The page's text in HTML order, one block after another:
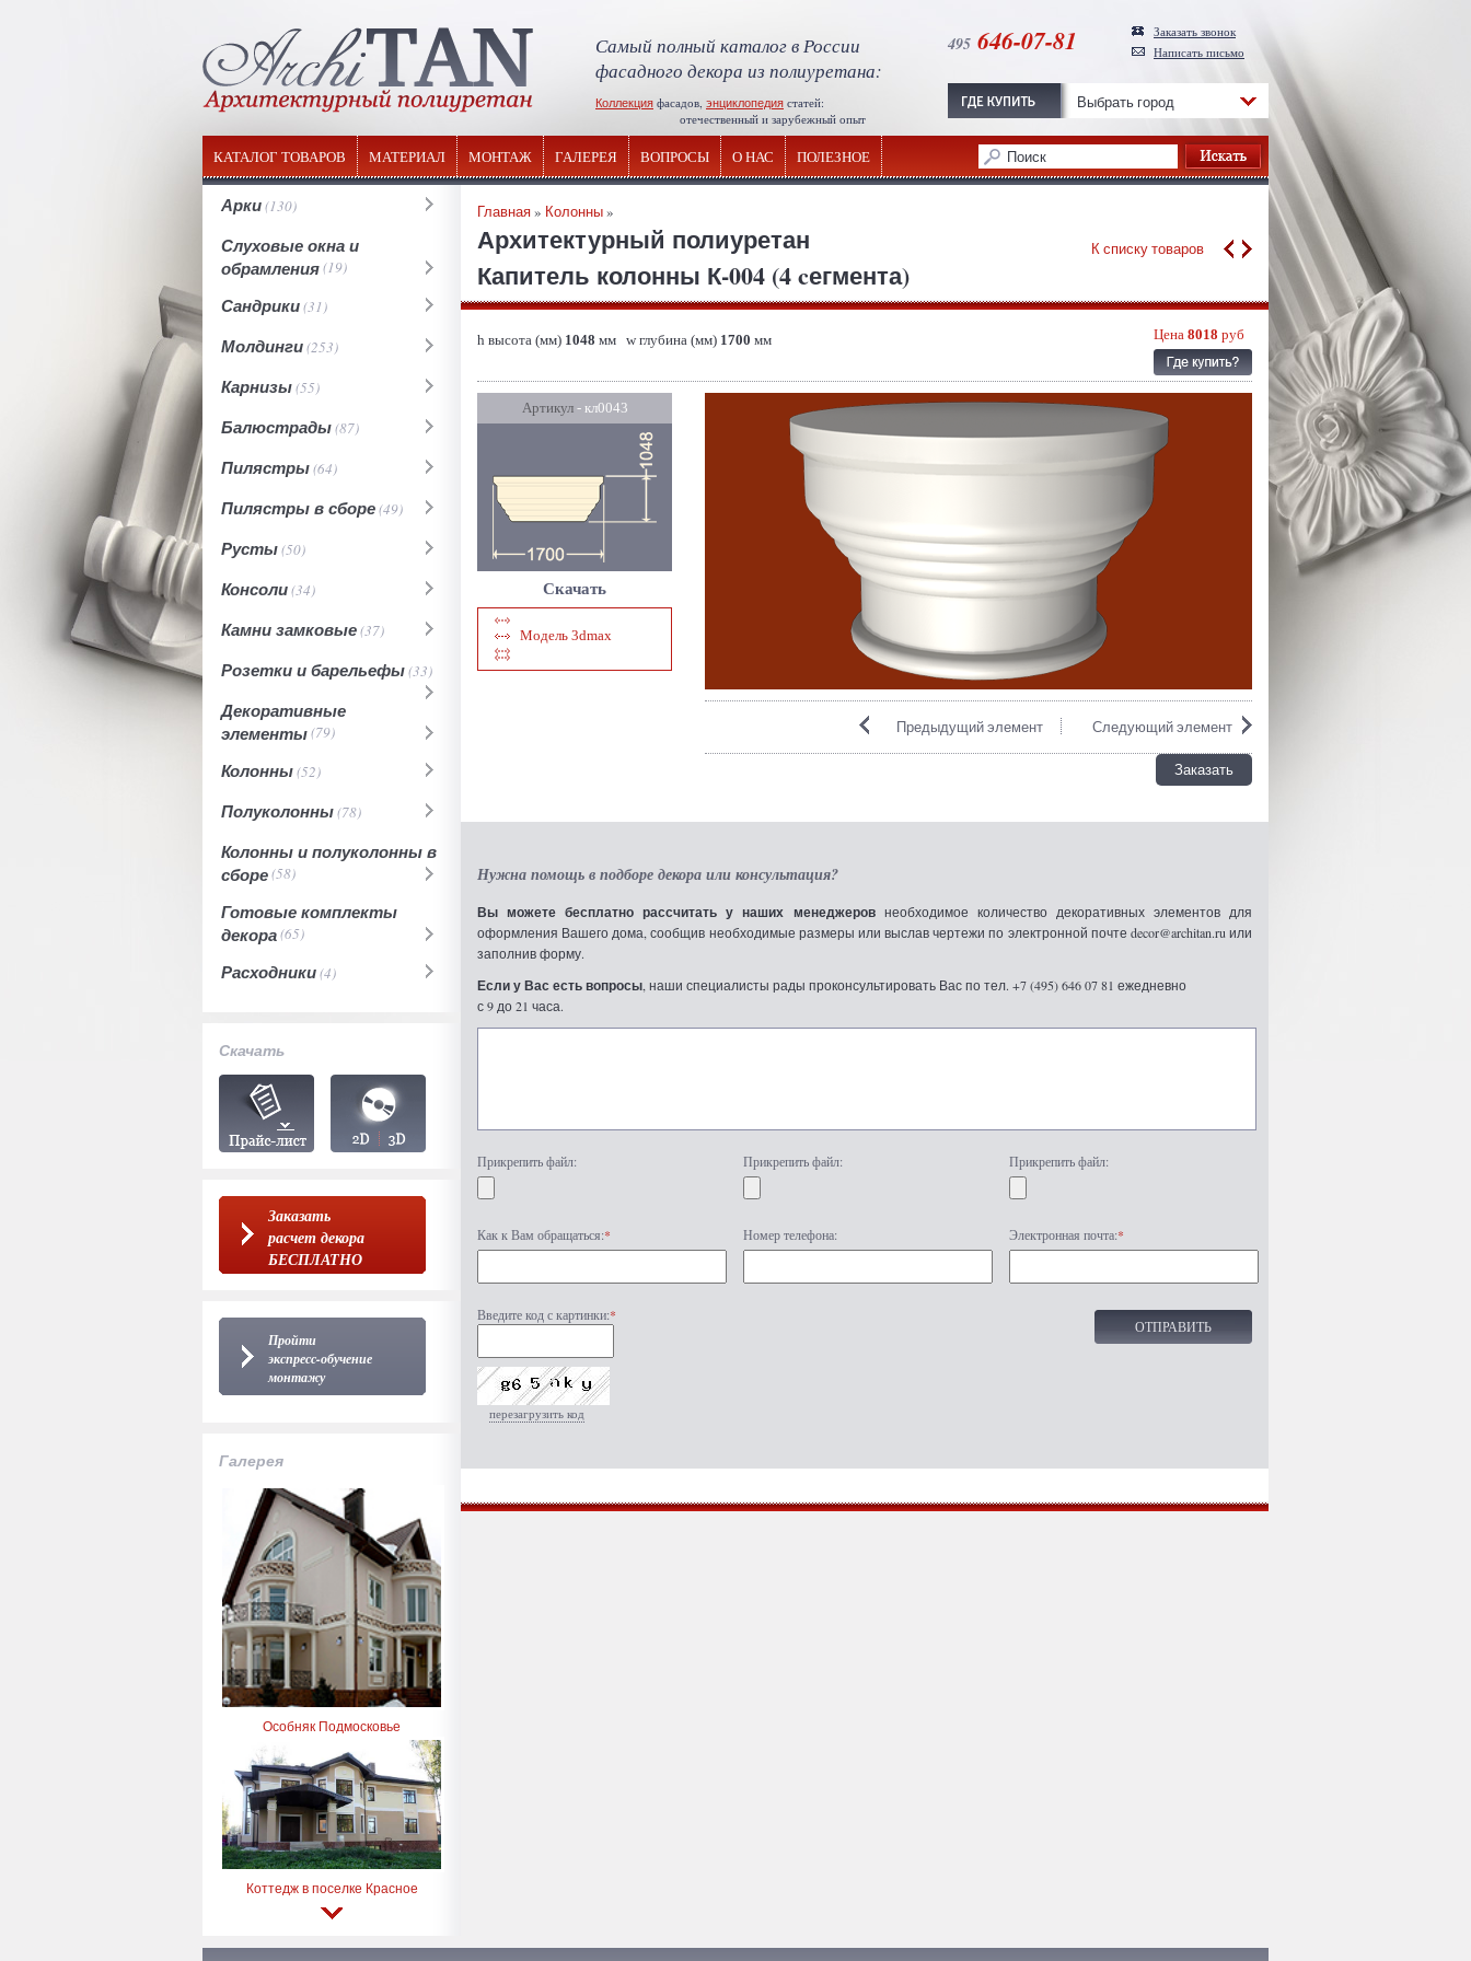
Самый полный каталог в России
фасадного декора из полиуретана:
Коллекция фасадов, энциклопедия статей:
отечественный и зарубежный опыт
495 646-07-81
Заказать звонок
Написать письмо
Выбрать город
КАТАЛОГ ТОВАРОВ МАТЕРИАЛ МОНТАЖ ГАЛЕРЕЯ ВОПРОСЫ О НАС ПОЛЕЗНОЕ
Арки(130)
Слуховые окна и
обрамления(19)
Сандрики(31)
Молдинги(253)
Карнизы(55)
Балюстрады(87)
Пилястры(64)
Пилястры в сборе(49)
Русты(50)
Консоли(34)
Камни замковые(37)
Розетки и барельефы(33)
Декоративные
элементы(79)
Колонны(52)
Полуколонны(78)
Колонны и полуколонны в
сборе(58)
Готовые комплекты
декора(65)
Расходники(4)
Скачать
Заказать
расчет декора
БЕСПЛАТНО
Пройти
экспресс-обучение
монтажу
Галерея
Особняк Подмосковье
Коттедж в поселке Красное
Главная» Колонны»
Архитектурный полиуретан
Капитель колонны К-004 (4 cегмента)
К списку товаров
h высота (мм) 1048 мм w глубина (мм) 1700 мм Цена 8018 руб
Артикул- кл0043
Скачать
Модель 3dmax
Следующий элемент
Предыдущий элемент
Заказать
Нужна помощь в подборе декора или консультация?
Вы можете бесплатно рассчитать у наших менеджеровнеобходимое количество декоративных элементов для
оформления Вашего дома, сообщив необходимые размеры или выслав чертежи по электронной почте decor@architan.ru или
заполнив форму.
Если у Вас есть вопросы , наши специалисты рады проконсультировать Вас по тел. +7 (495) 646 07 81 ежедневно
с 9 до 21 часа.
Прикрепить файл: Прикрепить файл: Прикрепить файл:
Как к Вам обращаться:* Номер телефона: Электронная почта:*
Введите код с картинки:*
перезагрузить код